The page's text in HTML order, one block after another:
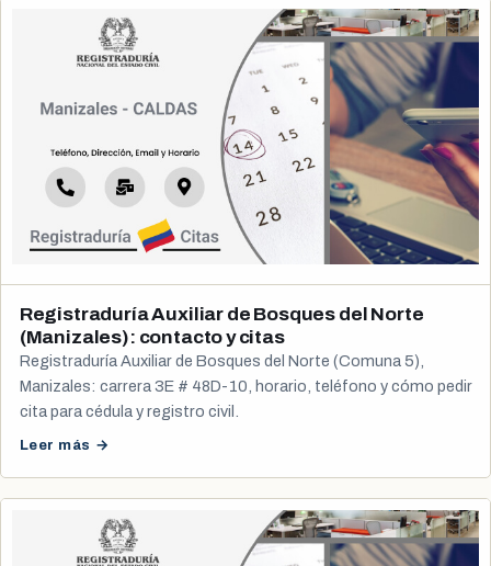
Registraduría Auxiliar de Bosques del Norte
(Manizales): contacto y citas
Registraduría Auxiliar de Bosques del Norte (Comuna 5),
Manizales: carrera 3E # 48D-10, horario, teléfono y cómo pedir
cita para cédula y registro civil.
Leer más →